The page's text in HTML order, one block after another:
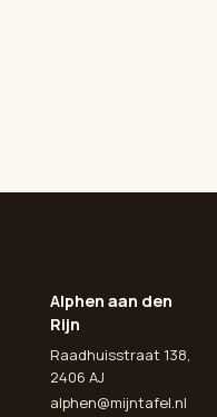
Alphen aan den
Rijn
Raadhuisstraat 138,
2406 AJ
alphen@mijntafel.nl